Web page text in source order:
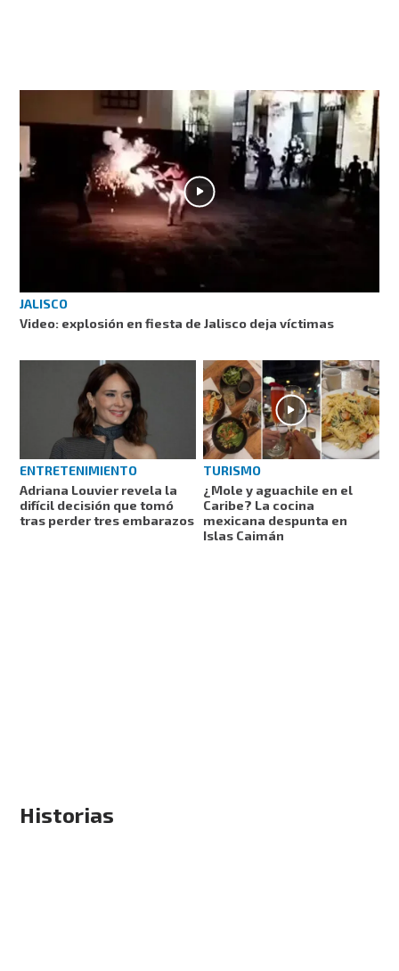
JALISCO
Video: explosión en fiesta de Jalisco deja víctimas
ENTRETENIMIENTO
Adriana Louvier revela la
difícil decisión que tomó
tras perder tres embarazos
TURISMO
¿Mole y aguachile en el
Caribe? La cocina
mexicana despunta en
Islas Caimán
Historias